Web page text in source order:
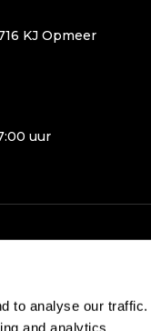
to analyse our traffic.
and analytics
KJ Opmeer
uur